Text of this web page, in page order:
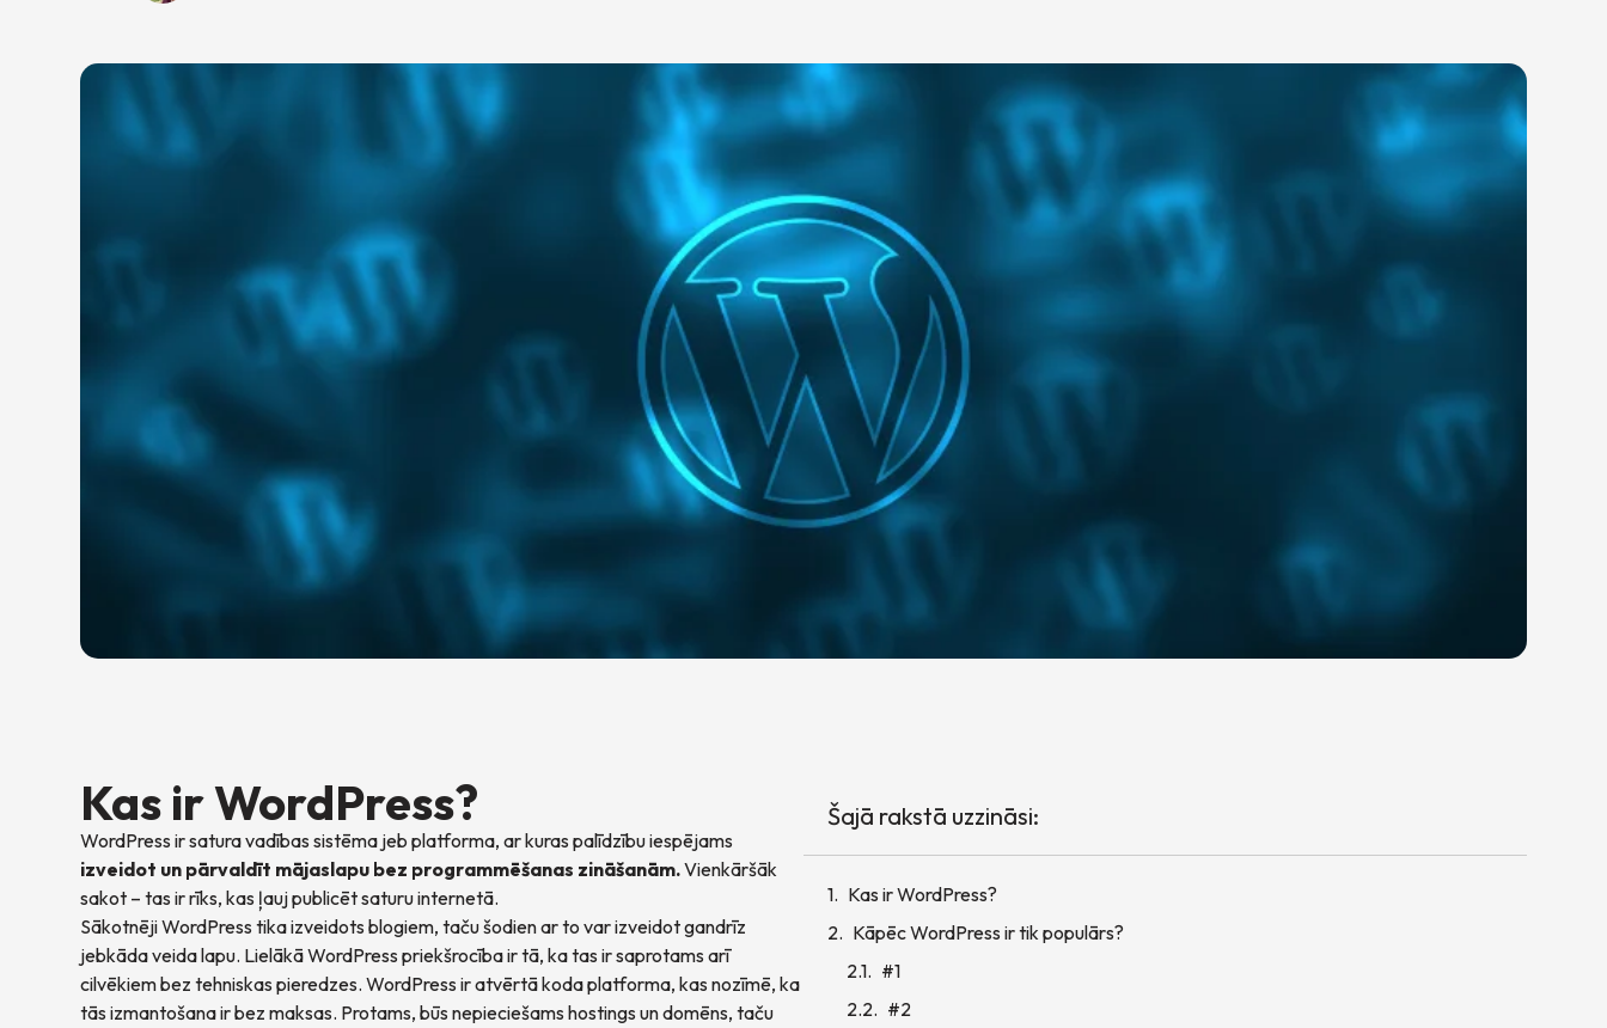
Kas ir WordPress?
WordPress ir satura vadības sistēma jeb platforma, ar kuras palīdzību iespējams
izveidot un pārvaldīt mājaslapu bez programmēšanas zināšanām.Vienkāršāk
sakot – tas ir rīks, kas ļauj publicēt saturu internetā.
Sākotnēji WordPress tika izveidots blogiem, taču šodien ar to var izveidot gandrīz
jebkāda veida lapu. Lielākā WordPress priekšrocība ir tā, ka tas ir saprotams arī
cilvēkiem bez tehniskas pieredzes. WordPress ir atvērtā koda platforma, kas nozīmē, ka
tās izmantošana ir bez maksas. Protams, būs nepieciešams hostings un domēns, taču
Šajā rakstā uzzināsi:
Kas ir WordPress?
Kāpēc WordPress ir tik populārs?
#1
#2